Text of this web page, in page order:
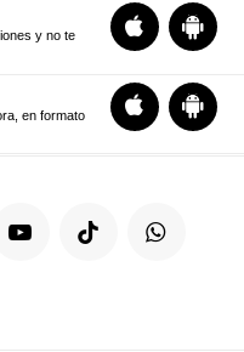
y no te
en formato